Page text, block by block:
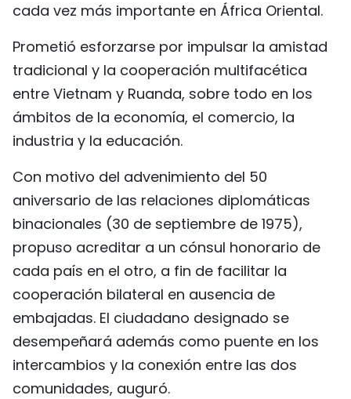
FRANÇAIS
РУССКИЙ
cada vez más importante en África Oriental.
Prometió esforzarse por impulsar la amistad
tradicional y la cooperación multifacética
entre Vietnam y Ruanda, sobre todo en los
ámbitos de la economía, el comercio, la
industria y la educación.
Con motivo del advenimiento del 50
aniversario de las relaciones diplomáticas
binacionales (30 de septiembre de 1975),
propuso acreditar a un cónsul honorario de
cada país en el otro, a fin de facilitar la
cooperación bilateral en ausencia de
embajadas. El ciudadano designado se
desempeñará además como puente en los
intercambios y la conexión entre las dos
comunidades, auguró.